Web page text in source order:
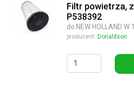
Filtr powietrza,
P538392
do NEW HOLLAND W
producent: Donaldson